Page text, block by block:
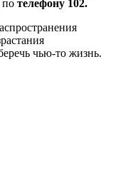
по телефону 102.
чью-то жизнь.